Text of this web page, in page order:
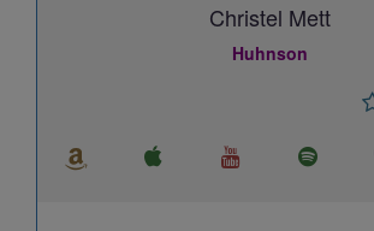
Christel Mett
Huhnson